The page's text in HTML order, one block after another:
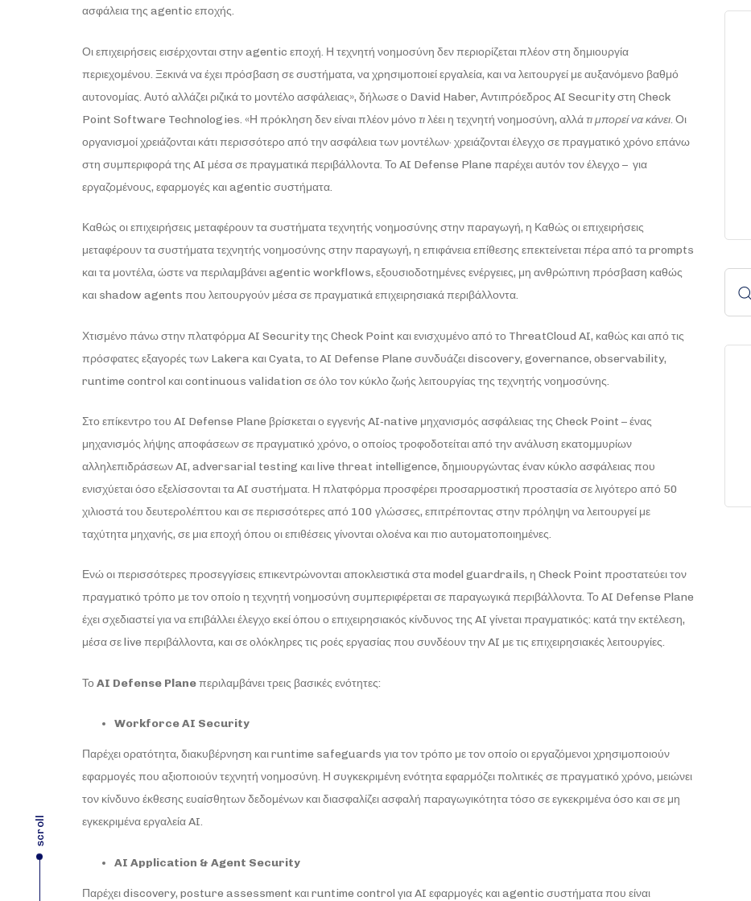
scroll
ασφάλεια της agentic εποχής.
Οι επιχειρήσεις εισέρχονται στην agentic εποχή. Η τεχνητή νοημοσύνη δεν περιορίζεται πλέον στη δημιουργία
περιεχομένου. Ξεκινά να έχει πρόσβαση σε συστήματα, να χρησιμοποιεί εργαλεία, και να λειτουργεί με αυξανόμενο βαθμό
αυτονομίας. Αυτό αλλάζει ριζικά το μοντέλο ασφάλειας», δήλωσε ο David Haber, Αντιπρόεδρος AI Security στη Check
Point Software Technologies. «Η πρόκληση δεν είναι πλέον μόνοτιλέει η τεχνητή νοημοσύνη, αλλάτι μπορεί να κάνει. Οι
οργανισμοί χρειάζονται κάτι περισσότερο από την ασφάλεια των μοντέλων· χρειάζονται έλεγχο σε πραγματικό χρόνο επάνω
στη συμπεριφορά της AI μέσα σε πραγματικά περιβάλλοντα. Το AI Defense Plane παρέχει αυτόν τον έλεγχο – για
εργαζομένους, εφαρμογές και agentic συστήματα.
Καθώς οι επιχειρήσεις μεταφέρουν τα συστήματα τεχνητής νοημοσύνης στην παραγωγή, η Καθώς οι επιχειρήσεις
μεταφέρουν τα συστήματα τεχνητής νοημοσύνης στην παραγωγή, η επιφάνεια επίθεσης επεκτείνεται πέρα από τα prompts
και τα μοντέλα, ώστε να περιλαμβάνει agentic workflows, εξουσιοδοτημένες ενέργειες, μη ανθρώπινη πρόσβαση καθώς
και shadow agents που λειτουργούν μέσα σε πραγματικά επιχειρησιακά περιβάλλοντα.
Χτισμένο πάνω στην πλατφόρμα AI Security της Check Point και ενισχυμένο από το ThreatCloud AI, καθώς και από τις
πρόσφατες εξαγορές των Lakera και Cyata, το AI Defense Plane συνδυάζει discovery, governance, observability,
runtime control και continuous validation σε όλο τον κύκλο ζωής λειτουργίας της τεχνητής νοημοσύνης.
Στο επίκεντρο του AI Defense Plane βρίσκεται ο εγγενής AI‑native μηχανισμός ασφάλειας της Check Point – ένας
μηχανισμός λήψης αποφάσεων σε πραγματικό χρόνο, ο οποίος τροφοδοτείται από την ανάλυση εκατομμυρίων
αλληλεπιδράσεων AI, adversarial testing και live threat intelligence, δημιουργώντας έναν κύκλο ασφάλειας που
ενισχύεται όσο εξελίσσονται τα AI συστήματα. Η πλατφόρμα προσφέρει προσαρμοστική προστασία σε λιγότερο από 50
χιλιοστά του δευτερολέπτου και σε περισσότερες από 100 γλώσσες, επιτρέποντας στην πρόληψη να λειτουργεί με
ταχύτητα μηχανής, σε μια εποχή όπου οι επιθέσεις γίνονται ολοένα και πιο αυτοματοποιημένες.
Ενώ οι περισσότερες προσεγγίσεις επικεντρώνονται αποκλειστικά στα model guardrails, η Check Point προστατεύει τον
πραγματικό τρόπο με τον οποίο η τεχνητή νοημοσύνη συμπεριφέρεται σε παραγωγικά περιβάλλοντα. Το AI Defense Plane
έχει σχεδιαστεί για να επιβάλλει έλεγχο εκεί όπου ο επιχειρησιακός κίνδυνος της AI γίνεται πραγματικός: κατά την εκτέλεση,
μέσα σε live περιβάλλοντα, και σε ολόκληρες τις ροές εργασίας που συνδέουν την AI με τις επιχειρησιακές λειτουργίες.
ΤοAI Defense Planeπεριλαμβάνει τρεις βασικές ενότητες:
WorkforceAI Security
Παρέχει ορατότητα, διακυβέρνηση και runtime safeguards για τον τρόπο με τον οποίο οι εργαζόμενοι χρησιμοποιούν
εφαρμογές που αξιοποιούν τεχνητή νοημοσύνη. Η συγκεκριμένη ενότητα εφαρμόζει πολιτικές σε πραγματικό χρόνο, μειώνει
τον κίνδυνο έκθεσης ευαίσθητων δεδομένων και διασφαλίζει ασφαλή παραγωγικότητα τόσο σε εγκεκριμένα όσο και σε μη
εγκεκριμένα εργαλεία AI.
AI Application & Agent Security
Παρέχει discovery, posture assessment και runtime control για AI εφαρμογές και agentic συστήματα που είναι